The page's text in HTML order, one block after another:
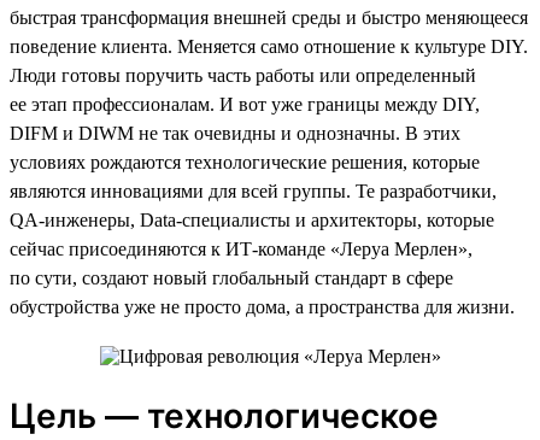
быстрая трансформация внешней среды и быстро меняющееся
поведение клиента. Меняется само отношение к культуре DIY.
Люди готовы поручить часть работы или определенный
ее этап профессионалам. И вот уже границы между DIY,
DIFM и DIWM не так очевидны и однозначны. В этих
условиях рождаются технологические решения, которые
являются инновациями для всей группы. Те разработчики,
QA-инженеры, Data-специалисты и архитекторы, которые
сейчас присоединяются к ИТ-команде «Леруа Мерлен»,
по сути, создают новый глобальный стандарт в сфере
обустройства уже не просто дома, а пространства для жизни.
Цель — технологическое